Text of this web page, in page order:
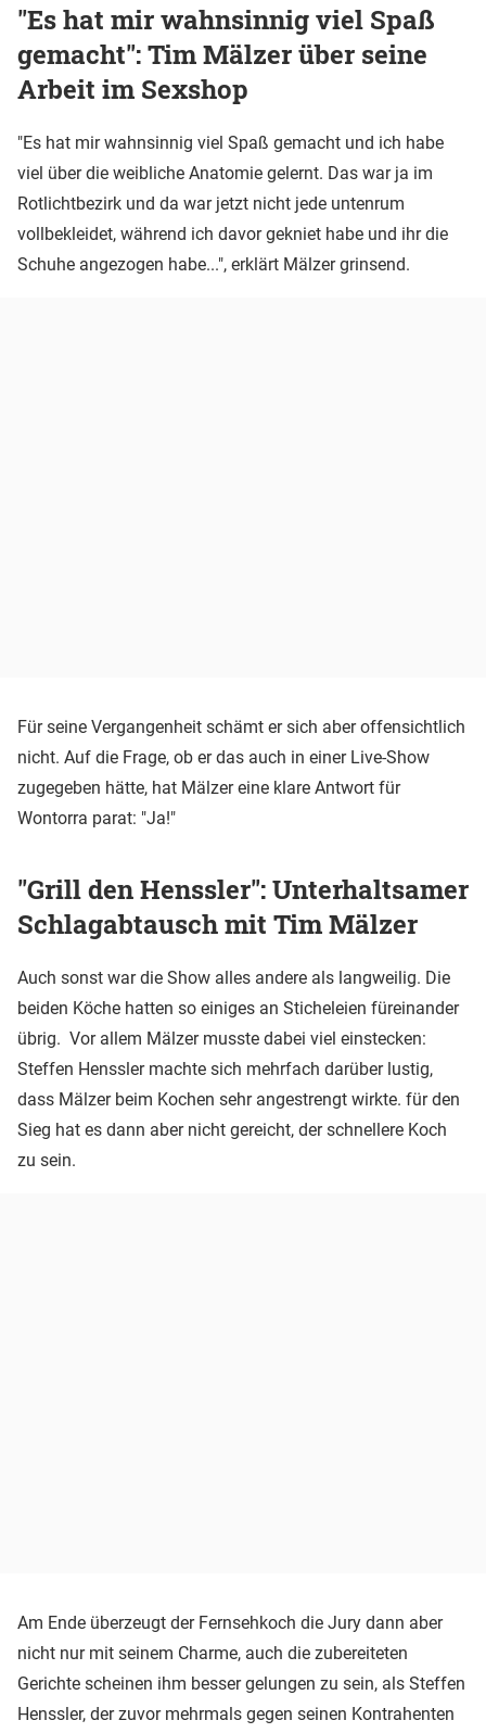
"Es hat mir wahnsinnig viel Spaß
gemacht": Tim Mälzer über seine
Arbeit im Sexshop
"Es hat mir wahnsinnig viel Spaß gemacht und ich habe
viel über die weibliche Anatomie gelernt. Das war ja im
Rotlichtbezirk und da war jetzt nicht jede untenrum
vollbekleidet, während ich davor gekniet habe und ihr die
Schuhe angezogen habe...", erklärt Mälzer grinsend.
Für seine Vergangenheit schämt er sich aber offensichtlich
nicht. Auf die Frage, ob er das auch in einer Live-Show
zugegeben hätte, hat Mälzer eine klare Antwort für
Wontorra parat: "Ja!"
"Grill den Henssler": Unterhaltsamer
Schlagabtausch mit Tim Mälzer
Auch sonst war die Show alles andere als langweilig. Die
beiden Köche hatten so einiges an Sticheleien füreinander
übrig. Vor allem Mälzer musste dabei viel einstecken:
Steffen Henssler machte sich mehrfach darüber lustig,
dass Mälzer beim Kochen sehr angestrengt wirkte. für den
Sieg hat es dann aber nicht gereicht, der schnellere Koch
zu sein.
Am Ende überzeugt der Fernsehkoch die Jury dann aber
nicht nur mit seinem Charme, auch die zubereiteten
Gerichte scheinen ihm besser gelungen zu sein, als Steffen
Henssler, der zuvor mehrmals gegen seinen Kontrahenten